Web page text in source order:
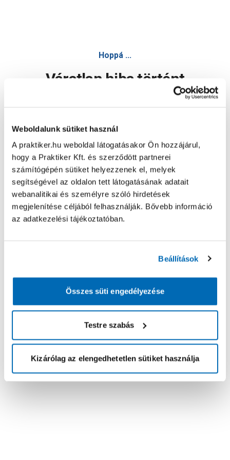
Weboldalunk sütiket használ
A praktiker.hu weboldal látogatásakor Ön hozzájárul,
hogy a Praktiker Kft. és szerződött partnerei
számítógépén sütiket helyezzenek el, melyek
segítségével az oldalon tett látogatásának adatait
webanalitikai és személyre szóló hirdetések
megjelenítése céljából felhasználják. Bővebb információ
az adatkezelési tájékoztatóban.
Beállítások
Összes süti engedélyezése
Testre szabás
Kizárólag az elengedhetetlen sütiket használja
Hoppá ...
Váratlan hiba történt
Oldal újratöltése